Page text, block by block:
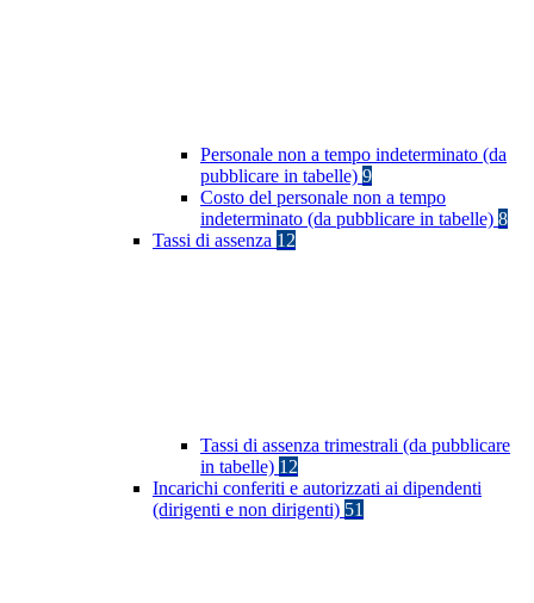
Personale non a tempo indeterminato (da
pubblicare in tabelle) 9
Costo del personale non a tempo
indeterminato (da pubblicare in tabelle) 8
Tassi di assenza 12
Tassi di assenza trimestrali (da pubblicare
in tabelle) 12
Incarichi conferiti e autorizzati ai dipendenti
(dirigenti e non dirigenti) 51